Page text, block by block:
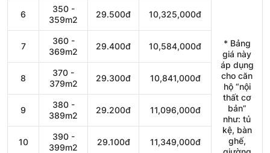
* Bảng
giá này
áp dụng
cho căn
hộ “nội
thất cơ
bản”
như: tủ
kệ, bàn
ghế,
6
350 -
359m2
29.500đ 10,325,000đ
7
360 -
369m2
29.400đ 10,584,000đ
8
370 -
379m2
29.300đ 10,841,000đ
9
380 -
389m2
29.200đ 11,096,000đ
10
390 -
399m2
29.100đ 11,349,000đ